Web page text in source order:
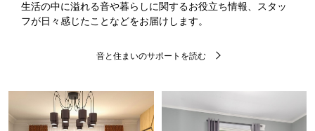
生活の中に溢れる音や暮らしに関するお役立ち情報、スタッ
フが日々感じたことなどをお届けします。
音と住まいのサポートを読む